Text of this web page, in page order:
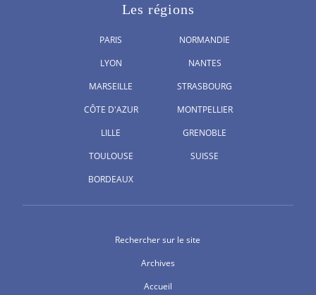
Les régions
PARIS
LYON
MARSEILLE
CÔTE D'AZUR
LILLE
TOULOUSE
BORDEAUX
NORMANDIE
NANTES
STRASBOURG
MONTPELLIER
GRENOBLE
SUISSE
Rechercher sur le site
Archives
Accueil